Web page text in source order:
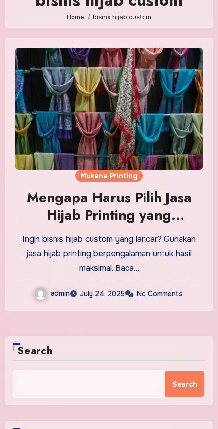
Home bisnis hijab custom
Mukena Printing
Mengapa Harus Pilih Jasa
Hijab Printing yang
Berpengalaman?
Ingin bisnis hijab custom yang lancar? Gunakan
jasa hijab printing berpengalaman untuk hasil
maksimal. Baca…
admin July 24, 2025 No Comments
Search
Search